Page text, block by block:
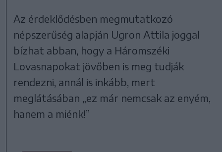
Az érdeklődésben megmutatkozó
népszerűség alapján Ugron Attila joggal
bízhat abban, hogy a Háromszéki
Lovasnapokat jövőben is meg tudják
rendezni, annál is inkább, mert
meglátásában „ez már nemcsak az enyém,
hanem a miénk!”